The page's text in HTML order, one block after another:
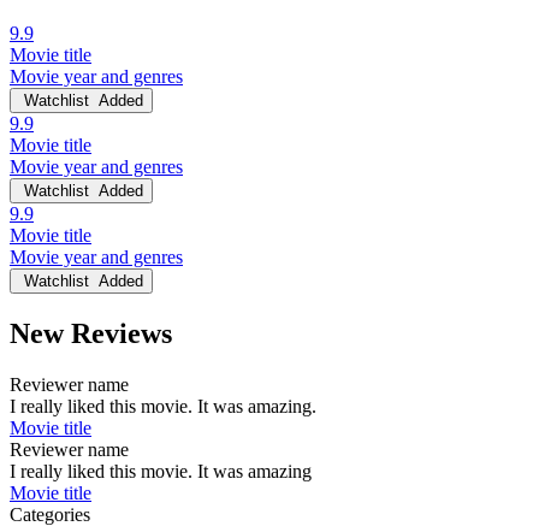
9.9
Movie title
Movie year and genres
Watchlist Added
9.9
Movie title
Movie year and genres
Watchlist Added
9.9
Movie title
Movie year and genres
Watchlist Added
New Reviews
Reviewer name
I really liked this movie. It was amazing.
Movie title
Reviewer name
I really liked this movie. It was amazing
Movie title
Categories